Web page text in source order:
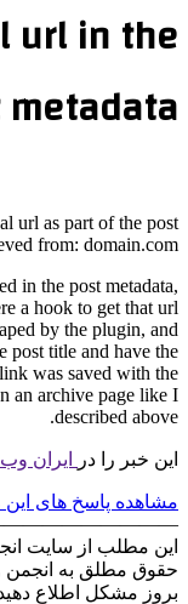
url in the
url as part of the post
from: domain.com”
in the post metadata,
a hook to get that url?
by the plugin, and
post title and have the
was saved with the
an archive page like I
described above.
این خبر را در ایران
مشاهده پاسخ های
این مطلب از سایت
حقوق مطلق به
بروز مشکل اطلاع